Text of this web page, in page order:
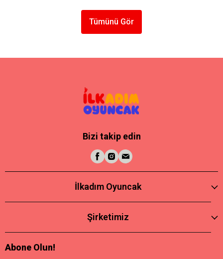
Tümünü Gör
Bizi takip edin
İlkadım Oyuncak
Şirketimiz
Abone Olun!